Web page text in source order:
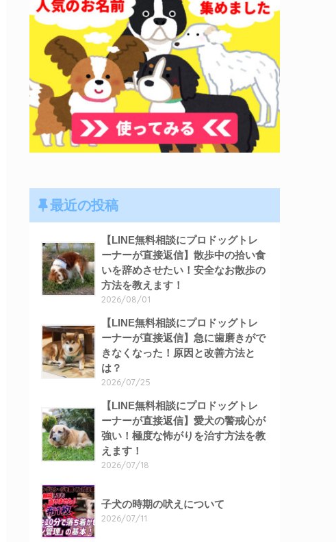
最近の投稿
【LINE無料相談にプロドッグトレ
ーナーが直接返信】散歩中の拾い食
いを辞めさせたい！安全なお散歩の
方法を教えます！
2026/08/01
【LINE無料相談にプロドッグトレ
ーナーが直接返信】急に歯磨きがで
きなくなった！原因と改善方法と
は？
2026/07/25
【LINE無料相談にプロドッグトレ
ーナーが直接返信】愛犬の警戒心が
強い！極度な怖がりを治す方法を教
えます！
2026/07/18
子犬の時期の吠えについて
2026/07/11